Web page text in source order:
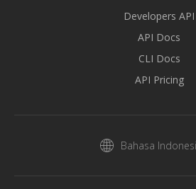
Developers API
API Docs
CLI Docs
API Pricing
Bahasa